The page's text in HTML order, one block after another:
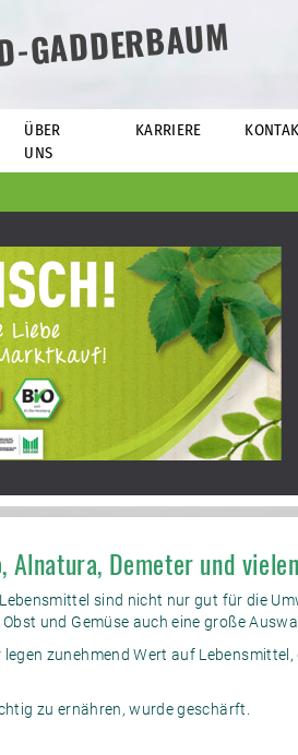
GADDERBAUM
ÜBER
UNS
KARRIERE
Alnatura, Demeter und
sind nicht nur gut für die
und Gemüse auch eine große
zunehmend Wert auf
zu ernähren, wurde geschärft.